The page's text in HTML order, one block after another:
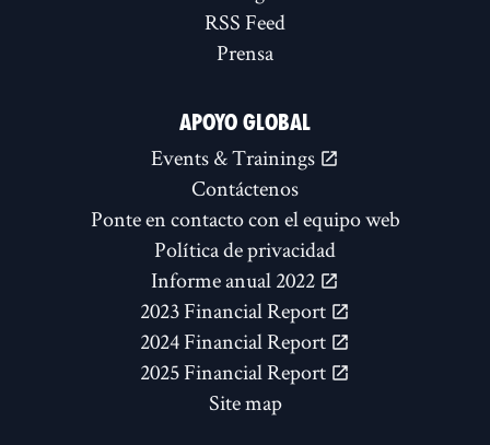
RSS Feed
Prensa
APOYO GLOBAL
Events & Trainings
Contáctenos
Ponte en contacto con el equipo web
Política de privacidad
Informe anual 2022
2023 Financial Report
2024 Financial Report
2025 Financial Report
Site map